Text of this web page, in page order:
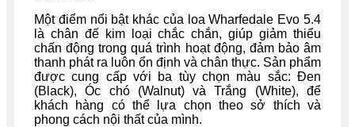
Một điểm nổi bật khác của loa Wharfedale Evo 5.4
là chân đế kim loại chắc chắn, giúp giảm thiểu
chấn động trong quá trình hoạt động, đảm bảo âm
thanh phát ra luôn ổn định và chân thực. Sản phẩm
được cung cấp với ba tùy chọn màu sắc: Đen
(Black), Óc chó (Walnut) và Trắng (White), để
khách hàng có thể lựa chọn theo sở thích và
phong cách nội thất của mình.